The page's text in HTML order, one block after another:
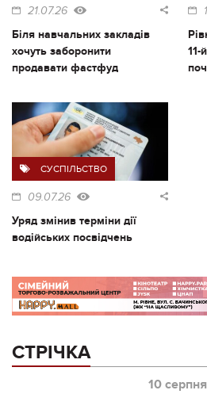
21.07.26
Біля навчальних закладів
хочуть заборонити
продавати фастфуд
11-
СУСПІЛЬСТВО
09.07.26
Уряд змінив терміни дії
водійських посвідчень
СТРІЧКА
10 серпня